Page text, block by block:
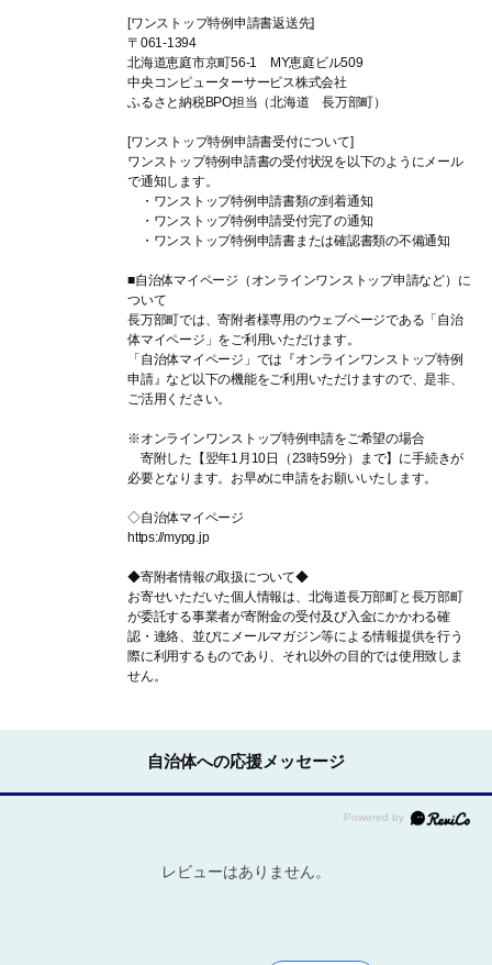
[ワンストップ特例申請書返送先]
〒061-1394
北海道恵庭市京町56-1 MY恵庭ビル509
中央コンピューターサービス株式会社
ふるさと納税BPO担当（北海道 長万部町）
[ワンストップ特例申請書受付について]
ワンストップ特例申請書の受付状況を以下のようにメール
で通知します。
・ワンストップ特例申請書類の到着通知
・ワンストップ特例申請受付完了の通知
・ワンストップ特例申請書または確認書類の不備通知
■自治体マイページ（オンラインワンストップ申請など）に
ついて
長万部町では、寄附者様専用のウェブページである「自治
体マイページ」をご利用いただけます。
「自治体マイページ」では『オンラインワンストップ特例
申請』など以下の機能をご利用いただけますので、是非、
ご活用ください。
※オンラインワンストップ特例申請をご希望の場合
寄附した【翌年1月10日（23時59分）まで】に手続きが
必要となります。お早めに申請をお願いいたします。
◇自治体マイページ
https://mypg.jp
◆寄附者情報の取扱について◆
お寄せいただいた個人情報は、北海道長万部町と長万部町
が委託する事業者が寄附金の受付及び入金にかかわる確
認・連絡、並びにメールマガジン等による情報提供を行う
際に利用するものであり、それ以外の目的では使用致しま
せん。
自治体への応援メッセージ
レビューはありません。